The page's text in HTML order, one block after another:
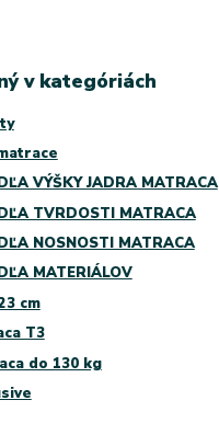
v kategóriách
VÝŠKY JADRA MATRACA
TVRDOSTI MATRACA
NOSNOSTI MATRACA
MATERIÁLOV
cm
T3
do 130 kg